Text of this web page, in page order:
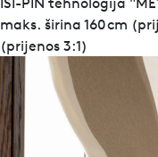
maks. širina 160 cm
(prijenos 3:1)